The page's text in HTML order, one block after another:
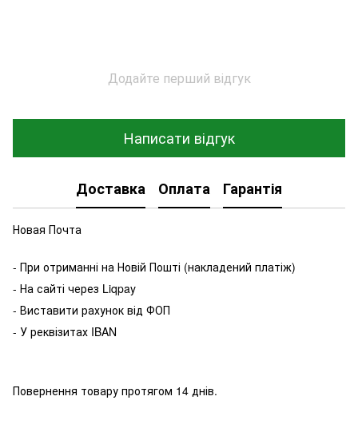
Додайте перший відгук
Написати відгук
Доставка Оплата Гарантія
Новая Почта
- При отриманні на Новій Пошті (накладений платіж)
- На сайті через Liqpay
- Виставити рахунок від ФОП
- У реквізитах IBAN
Повернення товару протягом 14 днів.